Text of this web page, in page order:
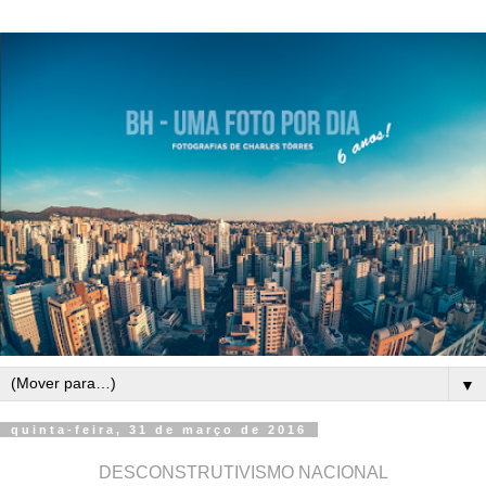
▼
quinta-feira, 31 de março de 2016
DESCONSTRUTIVISMO NACIONAL